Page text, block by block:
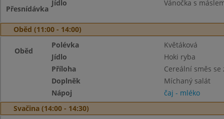
Přesnídávka
Jídlo Vánočka s
Oběd (11:00 - 14:00)
Oběd
Polévka
Květáková
Jídlo
Hoki ryba
Příloha
Cereální směs
Doplněk
Míchaný salát
Nápoj
čaj - mléko
Svačina (14:00 - 14:30)